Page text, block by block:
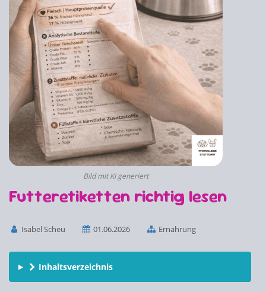
Bild mit KI generiert
Futteretiketten richtig lesen
Isabel Scheu 01.06.2026 Ernährung
Inhaltsverzeichnis